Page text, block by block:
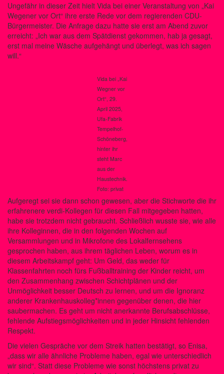
Ungefähr in dieser Zeit hielt Vida bei einer Veranstaltung von „Kai
Wegener vor Ort“ ihre erste Rede vor dem regierenden CDU-
Bürgermeister. Die Anfrage dazu hatte sie erst am Abend zuvor
erreicht: „Ich war aus dem Spätdienst gekommen, hab ja gesagt,
erst mal meine Wäsche aufgehängt und überlegt, was ich sagen
will.“
Vida bei „Kai
Wegner vor
Ort“, 29.
April 2025,
Ufa-Fabrik
Tempelhof-
Schöneberg,
hinter ihr
steht Marc
aus der
Haustechnik.
Foto: privat
Aufgeregt sei sie dann schon gewesen, aber die Stichworte die ihr
erfahrenere verdi-Kollegen für diesen Fall mitgegeben hatten,
habe sie trotzdem nicht gebraucht. Schließlich wusste sie, wie alle
ihre Kolleginnen, die in den folgenden Wochen auf
Versammlungen und in Mikrofone des Lokalfernsehens
gesprochen haben, aus ihrem täglichen Leben, worum es in
diesem Arbeitskampf geht: Um Geld, das weder für
Klassenfahrten noch fürs Fußballtraining der Kinder reicht, um
den Zusammenhang zwischen Schichtplänen und der
Unmöglichkeit besser Deutsch zu lernen, und um die Ignoranz
anderer Krankenhauskolleg*innen gegenüber denen, die hier
saubermachen. Es geht um nicht anerkannte Berufsabschlüsse,
fehlende Aufstiegsmöglichkeiten und in jeder Hinsicht fehlenden
Respekt.
Die vielen Gespräche vor dem Streik hatten bestätigt, so Enisa,
„dass wir alle ähnliche Probleme haben, egal wie unterschiedlich
wir sind“. Statt diese Probleme wie sonst höchstens privat zu